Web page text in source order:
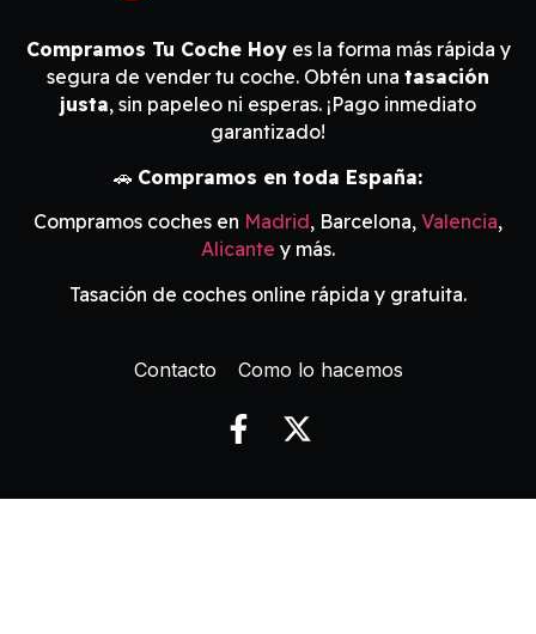
Compramos Tu Coche Hoyes la forma más rápida y
segura de vender tu coche. Obtén una tasación
justa, sin papeleo ni esperas. ¡Pago inmediato
garantizado!
🚗 Compramos en toda España:
Compramos coches en Madrid, Barcelona, Valencia,
Alicante y más.
Tasación de coches online rápida y gratuita.
Contacto Como lo hacemos